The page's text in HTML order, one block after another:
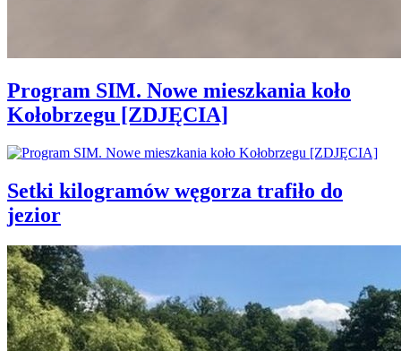
Program SIM. Nowe mieszkania koło
Kołobrzegu [ZDJĘCIA]
Setki kilogramów węgorza trafiło do
jezior